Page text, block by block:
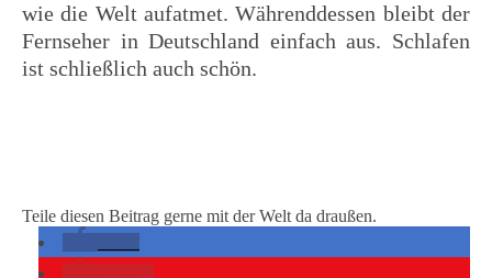
wie die Welt aufatmet. Währenddessen bleibt der
Fernseher in Deutschland einfach aus. Schlafen
ist schließlich auch schön.
Teile diesen Beitrag gerne mit der Welt da draußen.